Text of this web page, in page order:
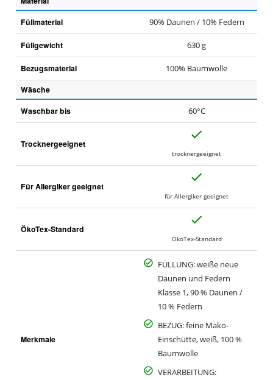
Füllmaterial
90% Daunen / 10% Federn
Füllgewicht 630 g
Bezugsmaterial 100% Baumwolle
Wäsche
Waschbar bis
60°C
Trocknergeeignet
trocknergeeignet
Für Allergiker geeignet
für Allergiker geeignet
ÖkoTex-Standard
ÖkoTex-Standard
Merkmale
FÜLLUNG: weiße neue
Daunen und Federn
Klasse 1, 90 % Daunen /
10 % Federn
BEZUG: feine Mako-
Einschütte, weiß, 100 %
Baumwolle
VERARBEITUNG: